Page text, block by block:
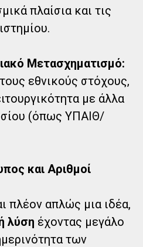
πλαίσια και τις
Μετασχηματισμό:
εθνικούς στόχους,
με άλλα
(όπως ΥΠΑΙΘ/
και Αριθμοί
πλέον απλώς μια ιδέα,
λύση έχοντας μεγάλο
των